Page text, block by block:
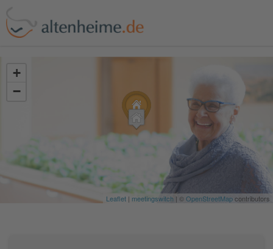
+
−
Leaflet | meetingswitch | ©OpenStreetMapcontributors